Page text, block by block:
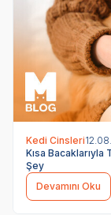
Kedi Cinsleri
Kısa Bacaklarıyla
Şey
Devamını Oku